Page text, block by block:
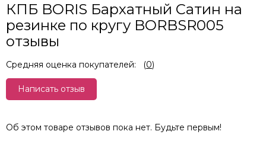
КПБ BORIS Бархатный Сатин на
резинке по кругу BORBSR005
отзывы
Средняя оценка покупателей: (0)
Написать отзыв
Об этом товаре отзывов пока нет. Будьте первым!